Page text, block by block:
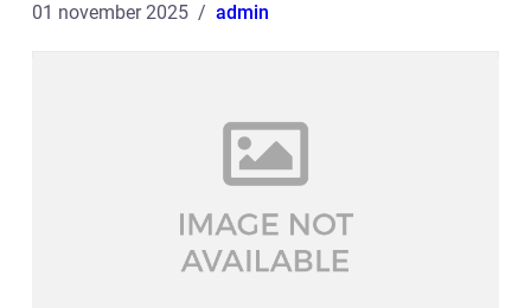
01 november 2025 admin